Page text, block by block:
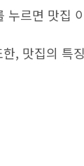
누르면 맛집
, 맛집의 특